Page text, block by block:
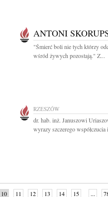
ANTONI
"Śmierć boli nie tych którzy
wśród żywych pozostają." Z...
RZESZÓW
dr. hab. inż. Januszowi
wyrazy szczerego
10 11 12 13 14 15 ...